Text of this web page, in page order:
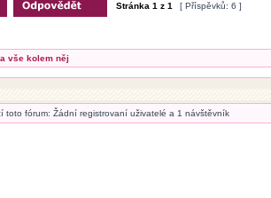
Stránka1 z1 [ Příspěvků: 6 ]
vše kolem něj
toto fórum: Žádní registrovaní uživatelé a 1 návštěvník